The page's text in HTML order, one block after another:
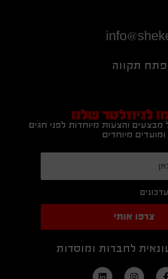
לניוזלטר שלנו
מבצעים והצעות מיוחדות לפני חגים
ומועדים מיוחדים
צרפו אותי
לחברות ומוסדות